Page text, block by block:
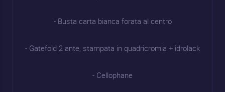
- Busta carta bianca forata al centro
- Gatefold 2 ante, stampata in quadricromia + idrolack
- Cellophane